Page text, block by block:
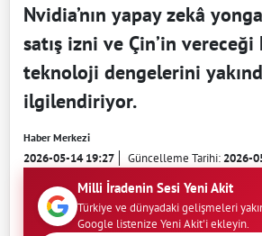
Nvidia’nın yapay zekâ
satış izni ve Çin’in
teknoloji dengelerini
ilgilendiriyor.
Haber Merkezi
2026-05-14 19:27 Güncelleme Tarihi:2026-
Milli İradenin Sesi Yeni Akit
Türkiye ve dünyadaki gelişmeleri
Google listenize Yeni Akit'i ekleyin.